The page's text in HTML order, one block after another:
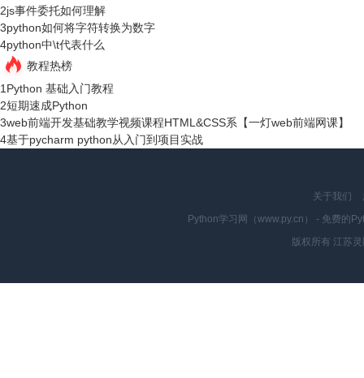
2js事件委托如何理解
3python如何将字符转换为数字
4python中\t代表什么
教程热榜
1Python 基础入门教程
2短期速成Python
3web前端开发基础教学视频课程HTML&CSS系【一灯web前端网课】
4基于pycharm python从入门到项目实战
关于我们
Python学习网（www.py.cn） - 免费的
版权所有 江苏